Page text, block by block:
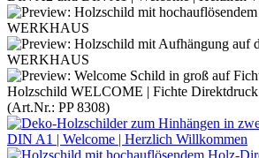
Holzschild WELCOME | Fichte Direktdruck
(Art.Nr.: PP 8308)